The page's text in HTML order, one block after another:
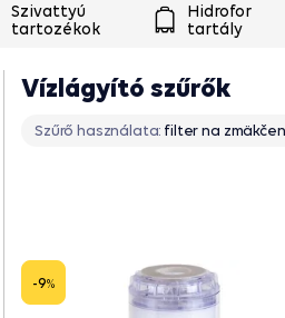
Szivattyú
tartozékok
Hidrofor
tartály
Vízlágyító szűrők
Szűrő használata: filter na
-9%